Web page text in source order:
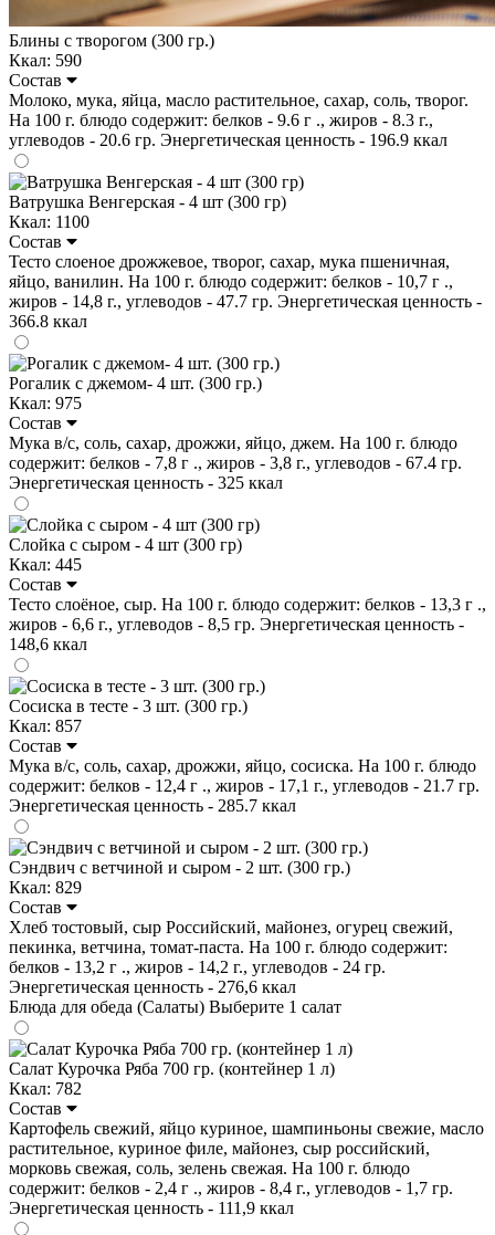
Блины с творогом (300 гр.)
Ккал: 590
Состав
Молоко, мука, яйца, масло растительное, сахар, соль, творог.
На 100 г. блюдо содержит: белков - 9.6 г ., жиров - 8.3 г.,
углеводов - 20.6 гр. Энергетическая ценность - 196.9 ккал
Ватрушка Венгерская - 4 шт (300 гр)
Ккал: 1100
Состав
Тесто слоеное дрожжевое, творог, сахар, мука пшеничная,
яйцо, ванилин. На 100 г. блюдо содержит: белков - 10,7 г .,
жиров - 14,8 г., углеводов - 47.7 гр. Энергетическая ценность -
366.8 ккал
Рогалик с джемом- 4 шт. (300 гр.)
Ккал: 975
Состав
Мука в/с, соль, сахар, дрожжи, яйцо, джем. На 100 г. блюдо
содержит: белков - 7,8 г ., жиров - 3,8 г., углеводов - 67.4 гр.
Энергетическая ценность - 325 ккал
Слойка с сыром - 4 шт (300 гр)
Ккал: 445
Состав
Тесто слоёное, сыр. На 100 г. блюдо содержит: белков - 13,3 г .,
жиров - 6,6 г., углеводов - 8,5 гр. Энергетическая ценность -
148,6 ккал
Сосиска в тесте - 3 шт. (300 гр.)
Ккал: 857
Состав
Мука в/с, соль, сахар, дрожжи, яйцо, сосиска. На 100 г. блюдо
содержит: белков - 12,4 г ., жиров - 17,1 г., углеводов - 21.7 гр.
Энергетическая ценность - 285.7 ккал
Сэндвич с ветчиной и сыром - 2 шт. (300 гр.)
Ккал: 829
Состав
Хлеб тостовый, сыр Российский, майонез, огурец свежий,
пекинка, ветчина, томат-паста. На 100 г. блюдо содержит:
белков - 13,2 г ., жиров - 14,2 г., углеводов - 24 гр.
Энергетическая ценность - 276,6 ккал
Блюда для обеда (Салаты) Выберите 1 салат
Салат Курочка Ряба 700 гр. (контейнер 1 л)
Ккал: 782
Состав
Картофель свежий, яйцо куриное, шампиньоны свежие, масло
растительное, куриное филе, майонез, сыр российский,
морковь свежая, соль, зелень свежая. На 100 г. блюдо
содержит: белков - 2,4 г ., жиров - 8,4 г., углеводов - 1,7 гр.
Энергетическая ценность - 111,9 ккал